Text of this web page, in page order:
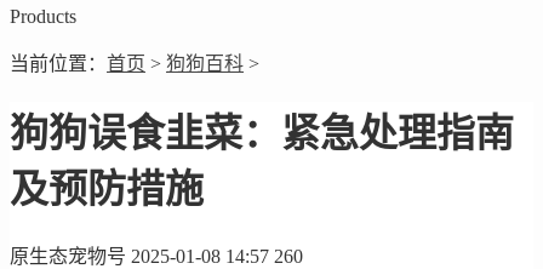
Products
当前位置： 首页 > 狗狗百科 >
狗狗误食韭菜：紧急处理指南
及预防措施
原生态宠物号 2025-01-08 14:57 260